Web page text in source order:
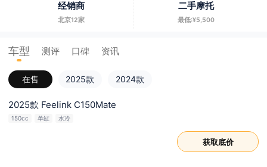
经销商
北京12家
二手摩托
最低:¥5,500
车型 测评 口碑 资讯
在售 2025款 2024款
2025款 Feelink C150Mate
150cc 单缸 水冷
获取底价